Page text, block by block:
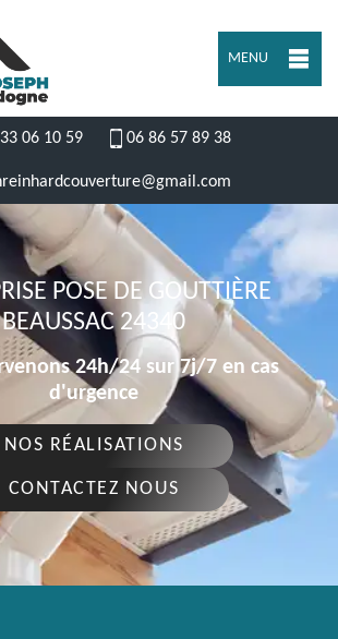
MENU
06 10 59 06 86 57 89 38
POSE DE GOUTTIÈRE
BEAUSSAC 24340
24h/24 sur 7j/7 en cas
d'urgence
NOS RÉALISATIONS
CONTACTEZ NOUS